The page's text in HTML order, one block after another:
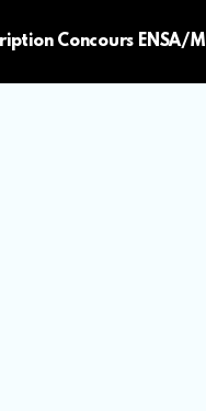
Concours ENSA/M